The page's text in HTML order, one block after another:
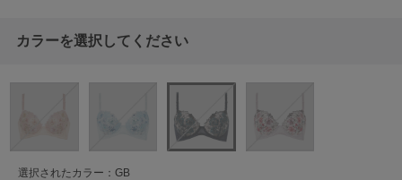
カラーを選択してください
選択されたカラー：GB